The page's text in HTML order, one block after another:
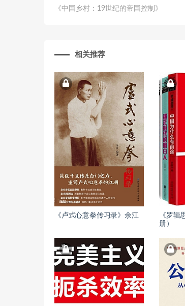
《中国乡村：19世纪的帝国控制》
相关推荐
《卢式心意拳传习录》余江
《罗辑
册）